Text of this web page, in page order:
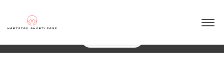
jaar ervaring in shortlease – Betrouwbaar & flexibel!